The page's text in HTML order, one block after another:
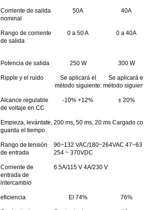
Corriente de salida
nominal
50A 40A
Rango de corriente
de salida
0 a 50 A 0 a 40A
Potencia de salida 250 W 300 W
Ripple y el ruido
Se aplicará el
método siguiente:
Se aplicará el
método siguiente:
Alcance regulable
de voltaje en CC
-10% +12% ± 20%
Empieza, levántate,
guarda el tiempo
200 ms, 50 ms, 20 ms Cargado con
Rango de tensión
de entrada
90~132 VAC/180~264VAC 47~63
254 ~ 370VDC
Corriente de
entrada de
intercambio
6.5A/115 V 4A/230 V
eficiencia El 74% 76%